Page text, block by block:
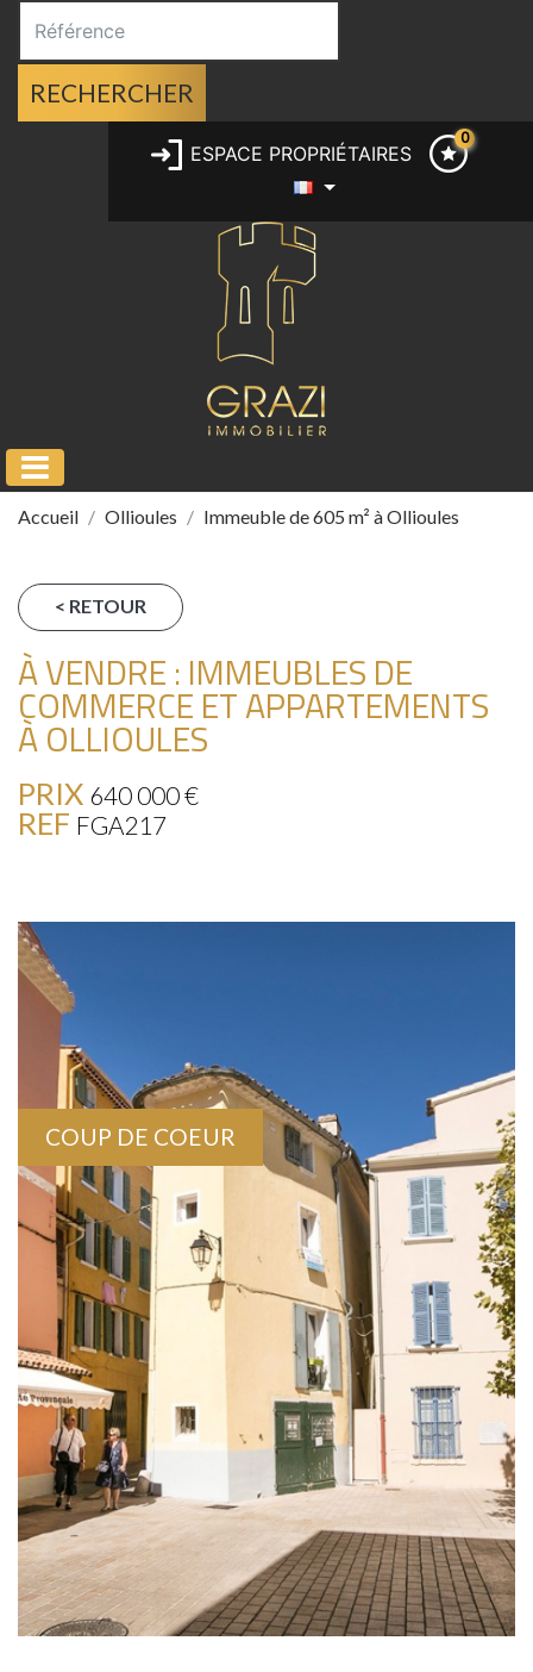
RECHERCHER
ESPACE PROPRIÉTAIRES
0
Accueil Ollioules Immeuble de 605 m² à Ollioules
< RETOUR
À VENDRE : IMMEUBLES DE
COMMERCE ET APPARTEMENTS
À OLLIOULES
PRIX 640 000€
REF FGA217
COUP DE COEUR